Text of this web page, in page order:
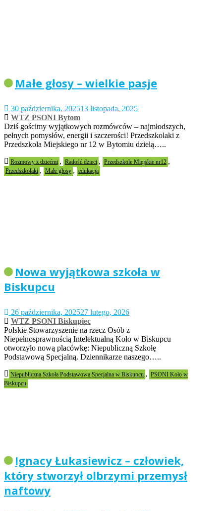
Małe głosy – wielkie pasje
30 października, 202513 listopada, 2025
WTZ PSONI Bytom
Dziś gościmy wyjątkowych rozmówców – najmłodszych,
pełnych pomysłów, energii i szczerości! Przedszkolaki z
Przedszkola Miejskiego nr 12 w Bytomiu dzielą…..
Rozmowy z dziećmi , Radość dzieci , Przedszkole Miejskie nr12 ,
Przedszkolaki , Małe głosy , edukacja
Nowa wyjątkowa szkoła w
Biskupcu
26 października, 202527 lutego, 2026
WTZ PSONI Biskupiec
Polskie Stowarzyszenie na rzecz Osób z
Niepełnosprawnością Intelektualną Koło w Biskupcu
otworzyło nową placówkę: Niepubliczną Szkołę
Podstawową Specjalną. Dziennikarze naszego…..
Niepubliczna Szkoła Podstawowa Specjalna w Biskupcu , PSONI Koło w
Biskupcu
Ignacy Łukasiewicz – człowiek,
który stworzył olbrzymi przemysł
naftowy